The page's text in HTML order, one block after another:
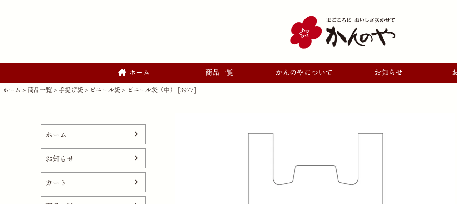
ホーム 商品一覧 かんのやについて お知らせ
ホーム 商品一覧 手提げ袋 ビニール袋 ビニール袋（中） [3977]
ホーム
お知らせ
カート